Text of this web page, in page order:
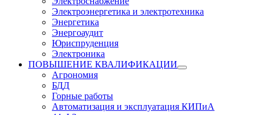
Электроэнергетика и электротехника
Энергетика
Энергоаудит
Юриспруденция
Электроника
ПОВЫШЕНИЕ КВАЛИФИКАЦИИ
Агрономия
БДД
Горные работы
Автоматизация и эксплуатация КИПиА